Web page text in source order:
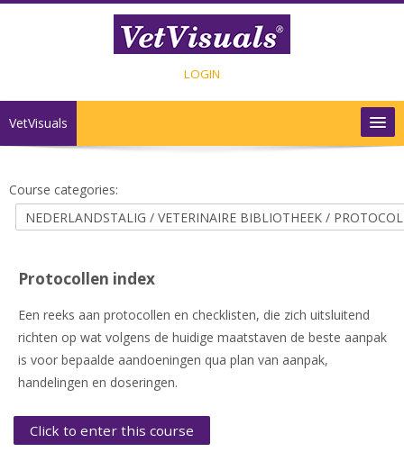
Skip to main content
LOGIN
VetVisuals
SHOP
English ‎(en)‎
Course categories:
Protocollen index
Een reeks aan protocollen en checklisten, die zich uitsluitend
richten op wat volgens de huidige maatstaven de beste aanpak
is voor bepaalde aandoeningen qua plan van aanpak,
handelingen en doseringen.
Click to enter this course